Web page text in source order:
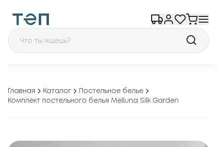
Главная Каталог
Постельное белье
Комплект постельного белья Melluna Silk Garden